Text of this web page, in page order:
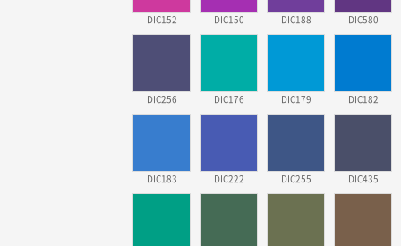
DIC152 DIC150 DIC188 DIC580
DIC256 DIC176 DIC179 DIC182
DIC183 DIC222 DIC255 DIC435